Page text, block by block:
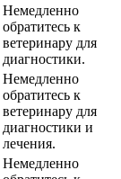
Немедленно
обратитесь к
ветеринару для
диагностики.
Немедленно
обратитесь к
ветеринару для
диагностики и
лечения.
Немедленно